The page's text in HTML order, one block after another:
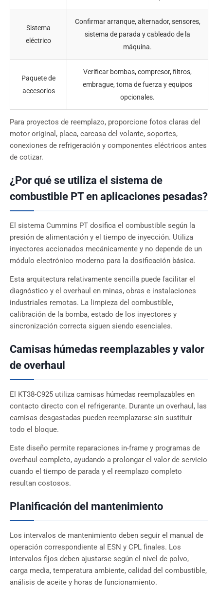
Sistema
eléctrico
Confirmar arranque, alternador, sensores,
sistema de parada y cableado de la
máquina.
Paquete de
accesorios
Verificar bombas, compresor, filtros,
embrague, toma de fuerza y equipos
opcionales.
Para proyectos de reemplazo, proporcione fotos claras del
motor original, placa, carcasa del volante, soportes,
conexiones de refrigeración y componentes eléctricos antes
de cotizar.
¿Por qué se utiliza el sistema de
combustible PT en aplicaciones pesadas?
El sistema Cummins PT dosifica el combustible según la
presión de alimentación y el tiempo de inyección. Utiliza
inyectores accionados mecánicamente y no depende de un
módulo electrónico moderno para la dosificación básica.
Esta arquitectura relativamente sencilla puede facilitar el
diagnóstico y el overhaul en minas, obras e instalaciones
industriales remotas. La limpieza del combustible,
calibración de la bomba, estado de los inyectores y
sincronización correcta siguen siendo esenciales.
Camisas húmedas reemplazables y valor
de overhaul
El KT38-C925 utiliza camisas húmedas reemplazables en
contacto directo con el refrigerante. Durante un overhaul, las
camisas desgastadas pueden reemplazarse sin sustituir
todo el bloque.
Este diseño permite reparaciones in-frame y programas de
overhaul completo, ayudando a prolongar el valor de servicio
cuando el tiempo de parada y el reemplazo completo
resultan costosos.
Planificación del mantenimiento
Los intervalos de mantenimiento deben seguir el manual de
operación correspondiente al ESN y CPL finales. Los
intervalos fijos deben ajustarse según el nivel de polvo,
carga media, temperatura ambiente, calidad del combustible,
análisis de aceite y horas de funcionamiento.